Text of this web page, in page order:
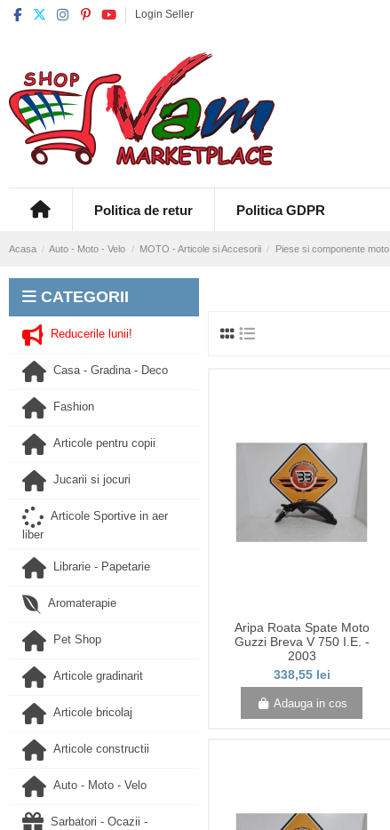
Login Seller
Politica de retur Politica GDPR
Acasa Auto - Moto - Velo MOTO - Articole si Accesorii Piese si componente moto
Aripa Roata Spate Moto
Guzzi Breva V 750 I.E. -
2003
338,55 lei
Adauga in cos
CATEGORII
Reducerile lunii!
Casa - Gradina - Deco
Fashion
Articole pentru copii
Jucarii si jocuri
Articole Sportive in aer
liber
Librarie - Papetarie
Aromaterapie
Pet Shop
Articole gradinarit
Articole bricolaj
Articole constructii
Auto - Moto - Velo
Sarbatori - Ocazii -